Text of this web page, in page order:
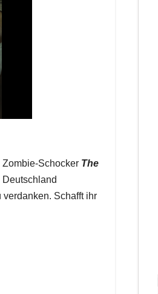
Schocker The
verdanken. Schafft ihr